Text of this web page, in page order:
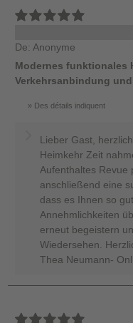
De: Anonyme
Modernes funktionales
Verkehrsanbindung
Des détails indiquent
Lieber Gast,
Heimkehr Zeit
Aufenthaltes Revue
anschließend eine
dass es Ihnen so
Annehmlichkeiten
erneut begeistern
Wiedersehen.
Thea Neumann-